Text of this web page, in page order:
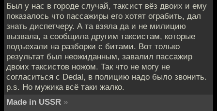
Был у нас в городе случай, таксист вёз двоих и ему
показалось что пассажиры его хотят ограбить, дал
знать диспетчеру. А та взяла да и не милицию
вызвала, а сообщила другим таксистам, которые
подъехали на разборки с битами. Вот только
результат был неожиданным, завалил пассажир
двоих таксистов ножом. Так что не могу не
согласиться с Dedal, в полицию надо было звонить.
p.s. Но мужика всё таки жалко.
Made in USSR »